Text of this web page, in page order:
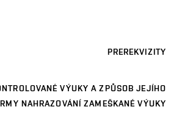
PREREKVIZITY
VÝUKY A ZPŮSOB JEJÍHO
NAHRAZOVÁNÍ ZAMEŠKANÉ VÝUKY